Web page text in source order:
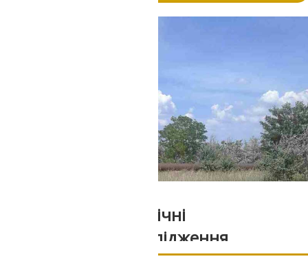
Інженерно-геологічні
вишукування дослідження